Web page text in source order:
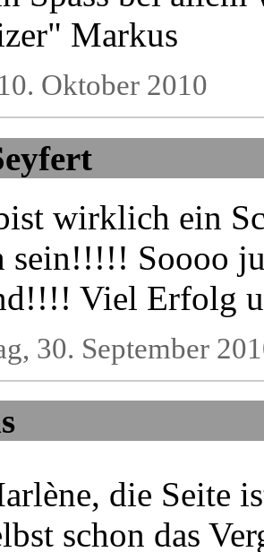
Markus
Oktober 2010
wirklich ein
sein!!!!! Soooo
Viel Erfolg
30. September
die Seite
schon das